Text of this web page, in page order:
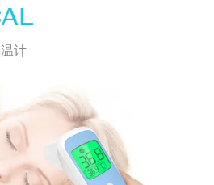
计